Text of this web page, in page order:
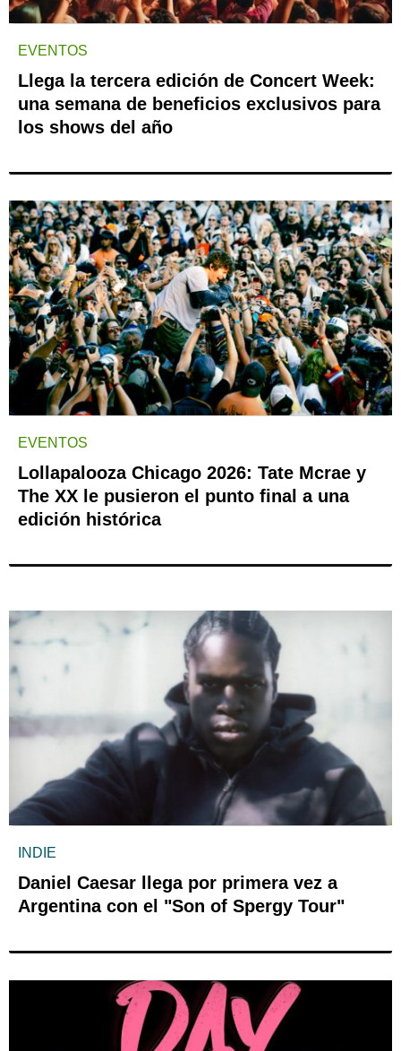
EVENTOS
Llega la tercera edición de Concert Week:
una semana de beneficios exclusivos para
los shows del año
EVENTOS
Lollapalooza Chicago 2026: Tate Mcrae y
The XX le pusieron el punto final a una
edición histórica
INDIE
Daniel Caesar llega por primera vez a
Argentina con el "Son of Spergy Tour"